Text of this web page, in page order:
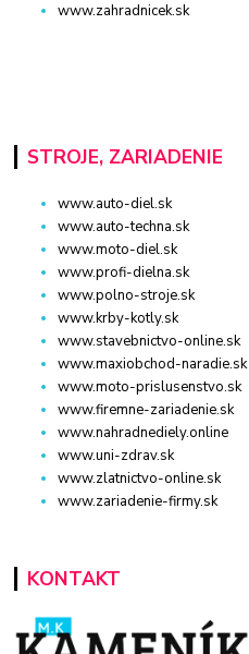
www.zahradnicek.sk
STROJE, ZARIADENIE
www.auto-diel.sk
www.auto-techna.sk
www.moto-diel.sk
www.profi-dielna.sk
www.polno-stroje.sk
www.krby-kotly.sk
www.stavebnictvo-online.sk
www.maxiobchod-naradie.sk
www.moto-prislusenstvo.sk
www.firemne-zariadenie.sk
www.nahradnediely.online
www.uni-zdrav.sk
www.zlatnictvo-online.sk
www.zariadenie-firmy.sk
KONTAKT